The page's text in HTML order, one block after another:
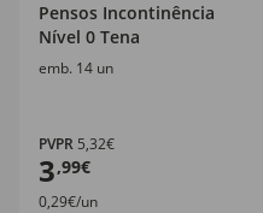
Pensos Incontinência
Nível 0 Tena
emb. 14 un
PVPR 5,32€
3,99€
0,29€/un